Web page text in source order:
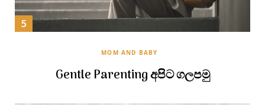
MOM AND BABY
Gentle Parenting අපිට ගලපමු